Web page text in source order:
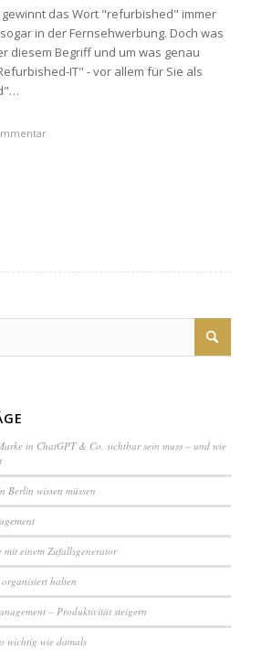
gewinnt das Wort "refurbished" immer
in der Fernsehwerbung. Doch was
diesem Begriff und um was genau
IT" - vor allem für Sie als
in ChatGPT & Co. sichtbar sein muss – und wie
Berlin wissen müssen
einem Zuf­alls­ge­ne­ra­tor
halten
– Pro­duk­ti­vi­tät steigern
wichtig wie damals